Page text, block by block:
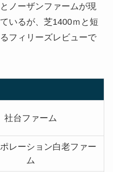
ノーザンファームが現
いるが、芝1400ｍと短
フィリーズレビューで
社台ファーム
レーション白老ファー
ム